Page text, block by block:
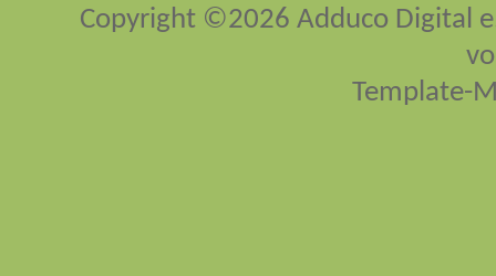
Copyright ©2026 Adduco Digital
Template-